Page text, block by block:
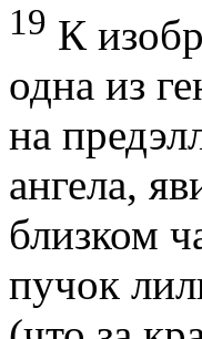
19 К
одна из
на
ангела,
близком
пучок